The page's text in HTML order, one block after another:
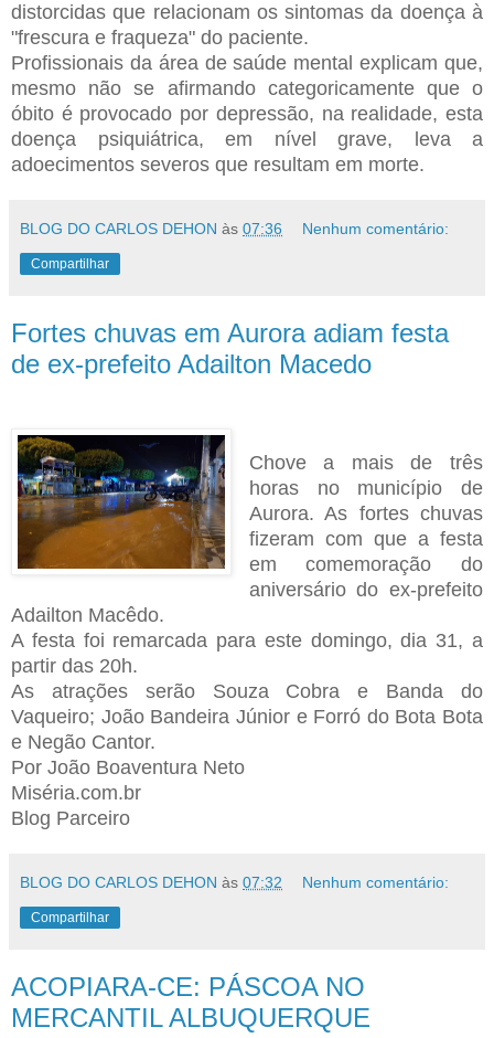
distorcidas que relacionam os sintomas da doença à
"frescura e fraqueza" do paciente.
Profissionais da área de saúde mental explicam que,
mesmo não se afirmando categoricamente que o
óbito é provocado por depressão, na realidade, esta
doença psiquiátrica, em nível grave, leva a
adoecimentos severos que resultam em morte.
BLOG DO CARLOS DEHON às 07:36 Nenhum comentário:
Compartilhar
Fortes chuvas em Aurora adiam festa
de ex-prefeito Adailton Macedo
Chove a mais de três
horas no município de
Aurora. As fortes chuvas
fizeram com que a festa
em comemoração do
aniversário do ex-prefeito
Adailton Macêdo.
A festa foi remarcada para este domingo, dia 31, a
partir das 20h.
As atrações serão Souza Cobra e Banda do
Vaqueiro; João Bandeira Júnior e Forró do Bota Bota
e Negão Cantor.
Por João Boaventura Neto
Miséria.com.br
Blog Parceiro
BLOG DO CARLOS DEHON às 07:32 Nenhum comentário:
Compartilhar
ACOPIARA-CE: PÁSCOA NO
MERCANTIL ALBUQUERQUE